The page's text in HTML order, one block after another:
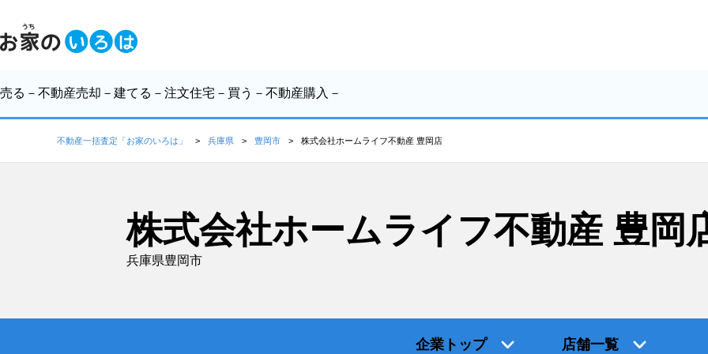
売る －不動産売却－ 建てる －注文住宅－ 買う －不動産購入－
不動産一括査定「お家のいろは」 兵庫県 豊岡市 株式会社ホームライフ不動産 豊岡店
株式会社ホームライフ不動産 豊岡
兵庫県豊岡市
企業トップ 店舗一覧